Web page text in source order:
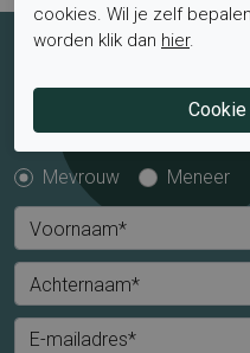
Schrijf je in voor de
laatste aanbiedingen en
Mevrouw Meneer
Voornaam*
Achternaam*
E-mailadres*
cookies. Wil je zelf
worden klik dan hier.